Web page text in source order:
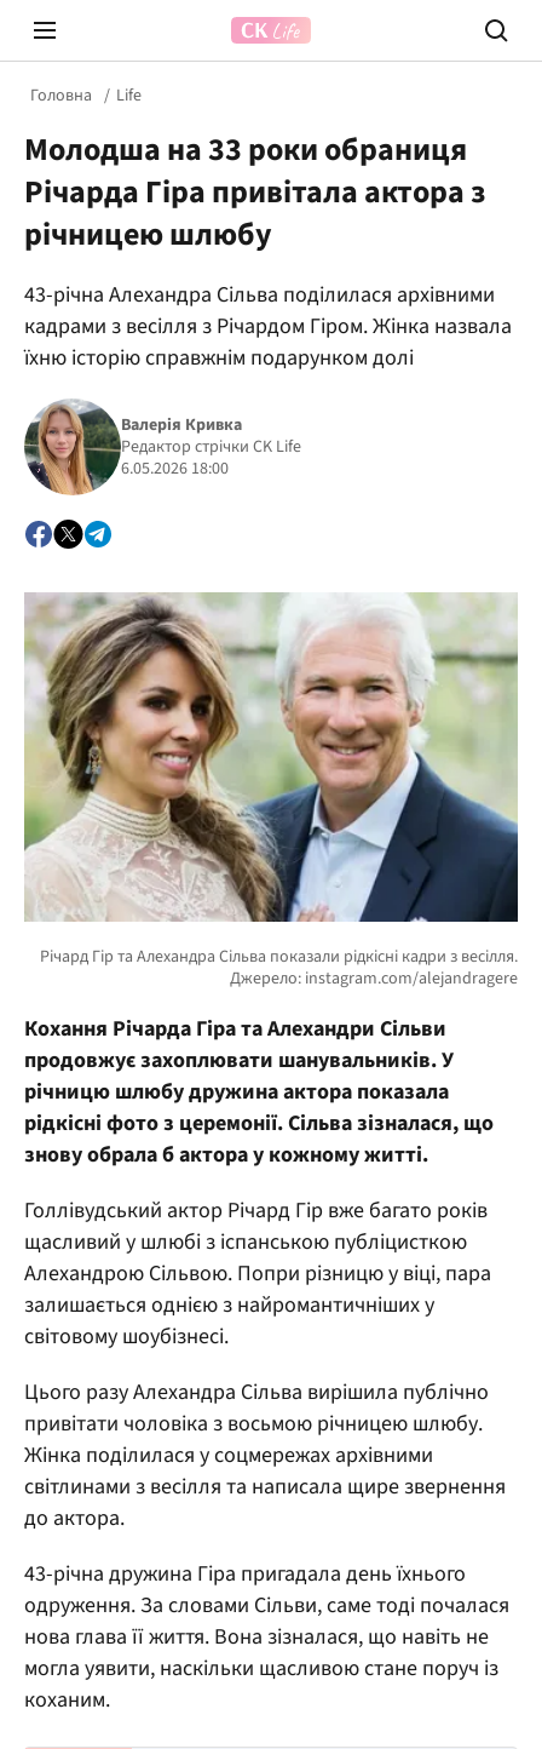
Prosecco Time
Головна Life
Молодша на 33 роки обраниця
Річарда Гіра привітала актора з
річницею шлюбу
43-річна Алехандра Сільва поділилася архівними
кадрами з весілля з Річардом Гіром. Жінка назвала
їхню історію справжнім подарунком долі
Валерія Кривка
Редактор стрічки CK Life
6.05.2026 18:00
Кохання Річарда Гіра та Алехандри Сільви
продовжує захоплювати шанувальників. У
річницю шлюбу дружина актора показала
рідкісні фото з церемонії. Сільва зізналася, що
знову обрала б актора у кожному житті.
Голлівудський актор Річард Гір вже багато років
щасливий у шлюбі з іспанською публіцисткою
Алехандрою Сільвою. Попри різницю у віці, пара
залишається однією з найромантичніших у
світовому шоубізнесі.
Цього разу Алехандра Сільва вирішила публічно
привітати чоловіка з восьмою річницею шлюбу.
Жінка поділилася у соцмережах архівними
світлинами з весілля та написала щире звернення
до актора.
43-річна дружина Гіра пригадала день їхнього
одруження. За словами Сільви, саме тоді почалася
нова глава її життя. Вона зізналася, що навіть не
могла уявити, наскільки щасливою стане поруч із
коханим.